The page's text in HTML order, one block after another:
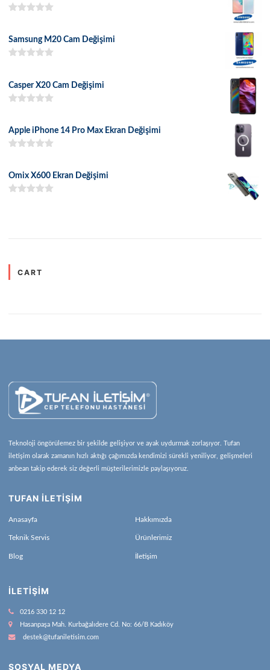
Samsung M20 Cam Değişimi
Casper X20 Cam Değişimi
Apple iPhone 14 Pro Max Ekran Değişimi
Omix X600 Ekran Değişimi
CART
Teknoloji öngörülemez bir şekilde gelişiyor ve ayak uydurmak zorlaşıyor. Tufan
iletişim olarak zamanın hızlı aktığı çağımızda kendimizi sürekli yeniliyor, gelişmeleri
anbean takip ederek siz değerli müşterilerimizle paylaşıyoruz.
TUFAN İLETİŞİM
Anasayfa Hakkımızda
Teknik Servis Ürünlerimiz
Blog İletişim
İLETIŞIM
0216 330 12 12
Hasanpaşa Mah. Kurbağalıdere Cd. No: 66/B Kadıköy
destek@tufaniletisim.com
SOSYAL MEDYA